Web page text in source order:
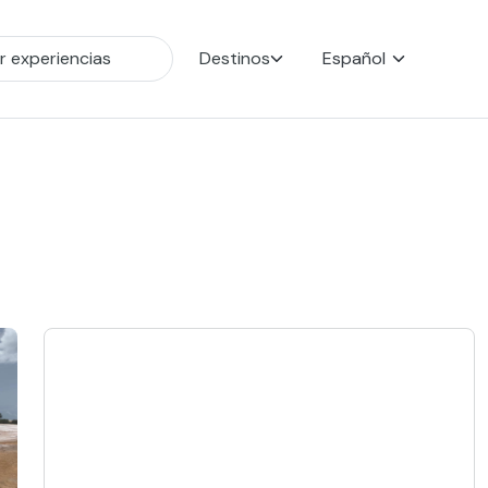
Destinos Español